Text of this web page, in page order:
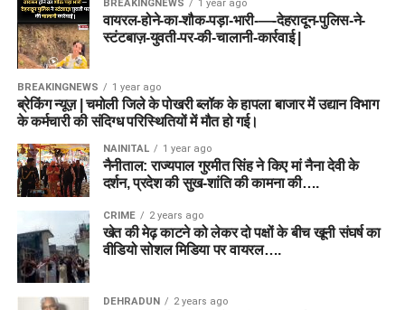
BREAKINGNEWS 1 year ago
वायरल-होने-का-शौक-पड़ा-भारी-—-देहरादून-पुलिस-ने-
स्टंटबाज़-युवती-पर-की-चालानी-कार्रवाई |
BREAKINGNEWS 1 year ago
ब्रेकिंग न्यूज़ | चमोली जिले के पोखरी ब्लॉक के हापला बाजार में उद्यान विभाग
के कर्मचारी की संदिग्ध परिस्थितियों में मौत हो गई।
NAINITAL 1 year ago
नैनीताल: राज्यपाल गुरमीत सिंह ने किए मां नैना देवी के
दर्शन, प्रदेश की सुख-शांति की कामना की….
CRIME 2 years ago
खेत की मेढ़ काटने को लेकर दो पक्षों के बीच खूनी संघर्ष का
वीडियो सोशल मिडिया पर वायरल….
DEHRADUN 2 years ago